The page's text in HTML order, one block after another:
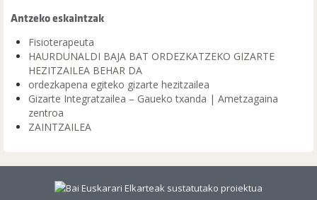
Antzeko eskaintzak
Fisioterapeuta
HAURDUNALDI BAJA BAT ORDEZKATZEKO GIZARTE
HEZITZAILEA BEHAR DA
ordezkapena egiteko gizarte hezitzailea
Gizarte Integratzailea – Gaueko txanda | Ametzagaina
zentroa
ZAINTZAILEA